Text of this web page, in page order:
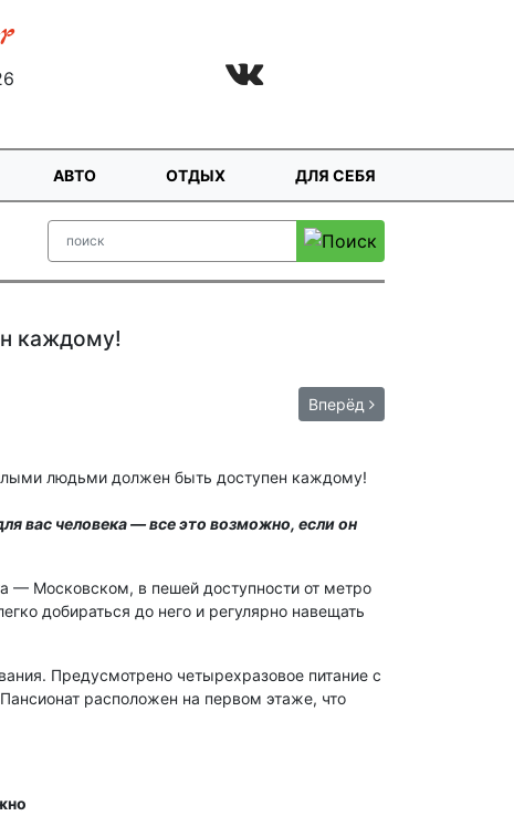
АВТО ОТДЫХ ДЛЯ СЕБЯ
каждому!
Вперёд
вас человека — все это возможно, если он
— Московском, в пешей доступности от метро
добираться до него и регулярно навещать
Предусмотрено четырехразовое питание с
расположен на первом этаже, что